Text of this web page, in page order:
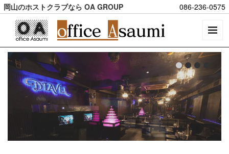
岡山のホストクラブなら OA GROUP 086-236-0575